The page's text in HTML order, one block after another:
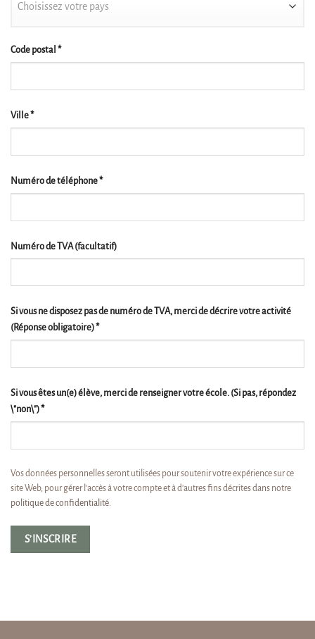
Choisissez votre pays
Code postal *
Ville*
Numéro de téléphone*
Numéro de TVA (facultatif)
Si vous ne disposez pas de numéro de TVA, merci de décrire votre activité
(Réponse obligatoire)*
Si vous êtes un(e) élève, merci de renseigner votre école. (Si pas, répondez
\"non\")*
Vos données personnelles seront utilisées pour soutenir votre expérience sur ce
site Web, pour gérer l'accès à votre compte et à d'autres fins décrites dans notre
politique de confidentialité.
S’INSCRIRE